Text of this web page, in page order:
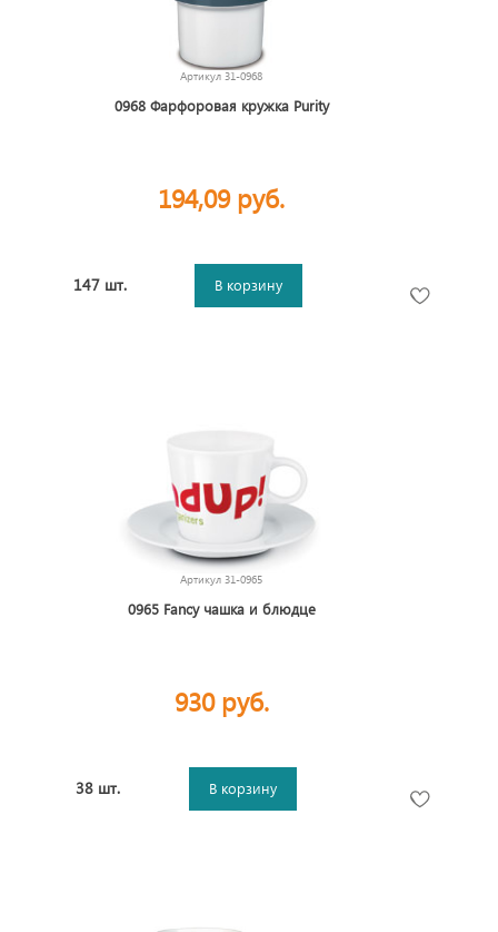
Артикул 31-0968
0968 Фарфоровая кружка Purity
194,09 руб.
147 шт. В корзину
Артикул 31-0965
0965 Fancy чашка и блюдце
930 руб.
38 шт. В корзину